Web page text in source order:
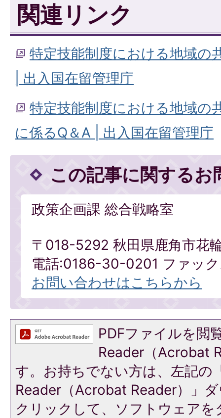
関連リンク
特定技能制度における地域の
| 出入国在留管理庁
特定技能制度における地域の
に係るQ＆A | 出入国在留管理庁
この記事に関するお
政策企画課 総合戦略室
〒018-5292 秋田県鹿角市花
電話:0186-30-0201 ファッ
お問い合わせはこちらから
PDFファイルを閲
Reader（Acrobat
す。お持ちでない方は、左記の
Reader（Acrobat Reader）」
クリックして、ソフトウェア